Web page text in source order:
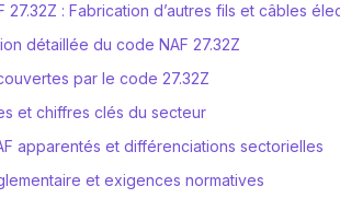
27.32Z : Fabrication d’autres fils et câbles
détaillée du code NAF 27.32Z
par le code 27.32Z
et chiffres clés du secteur
apparentés et différenciations sectorielles
et exigences normatives